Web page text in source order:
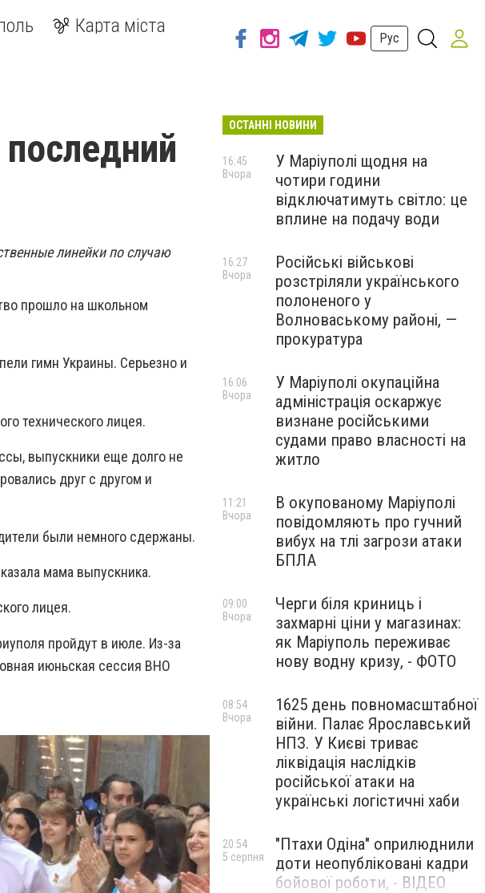
Карта міста
Рус
линейки по случаю
прошло на школьном
гимн Украины. Серьезно и
технического лицея.
выпускники еще долго не
друг с другом и
были немного сдержаны.
мама выпускника.
лицея.
пройдут в июле. Из-за
июньская сессия ВНО
ОСТАННІ НОВИНИ
У Маріуполі щодня на
чотири години
відключатимуть світло: це
вплине на подачу води
16:45
Вчора
Російські військові
розстріляли українського
полоненого у
Волноваському районі, —
прокуратура
16:27
Вчора
У Маріуполі окупаційна
адміністрація оскаржує
визнане російськими
судами право власності на
житло
16:06
Вчора
В окупованому Маріуполі
повідомляють про гучний
вибух на тлі загрози атаки
БПЛА
11:21
Вчора
Черги біля криниць і
захмарні ціни у магазинах:
як Маріуполь переживає
нову водну кризу, - ФОТО
09:00
Вчора
1625 день повномасштабної
війни. Палає Ярославський
НПЗ. У Києві триває
ліквідація наслідків
російської атаки на
українські логістичні хаби
08:54
Вчора
"Птахи Одіна" оприлюднили
доти неопубліковані кадри
бойової роботи, - ВІДЕО
20:54
5 серпня